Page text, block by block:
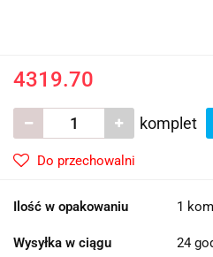
4319.70
komplet
Do przechowalni
Ilość w opakowaniu 1
Wysyłka w ciągu 24